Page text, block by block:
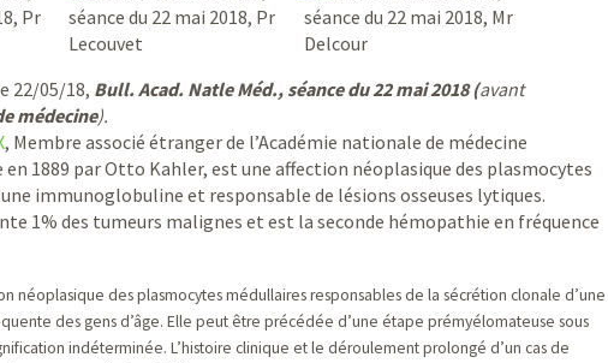
22/05/18, Bull. Acad. Natle Méd., séance du 22 mai 2018 (avant
médecine).
, Membre associé étranger de l’Académie nationale de médecine
1889 par Otto Kahler, est une affection néoplasique des plasmocytes
immunoglobuline et responsable de lésions osseuses lytiques.
1% des tumeurs malignes et est la seconde hémopathie en fréquence
néoplasique des plasmocytes médullaires responsables de la sécrétion clonale d’une
des gens d’âge. Elle peut être précédée d’une étape prémyélomateuse sous
indéterminée. L’histoire clinique et le déroulement prolongé d’un cas de